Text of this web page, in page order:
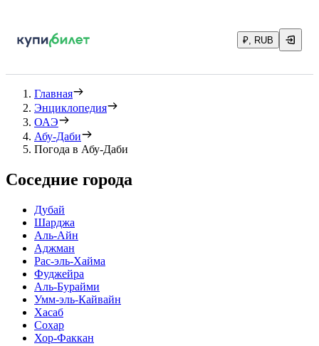
₽, RUB
Главная
Энциклопедия
ОАЭ
Абу-Даби
Погода в Абу-Даби
Соседние города
Дубай
Шарджа
Аль-Айн
Аджман
Рас-эль-Хайма
Фуджейра
Аль-Бурайми
Умм-эль-Кайвайн
Хасаб
Сохар
Хор-Факкан